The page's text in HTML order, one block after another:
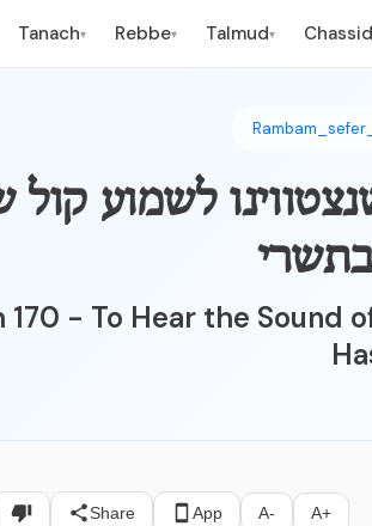
Tanach▾ Rebbe▾ Talmud▾
לשמוע קול
170 - To Hear the Sound
Share App A- A+